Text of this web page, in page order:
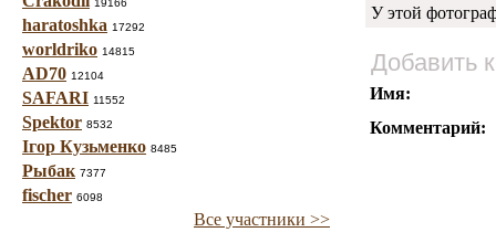
19166
haratoshka 17292
worldriko 14815
AD70 12104
SAFARI 11552
Spektor 8532
Ігор Кузьменко 8485
Рыбак 7377
fischer 6098
Все участники >>
У этой
Добавить
Имя:
Комментарий: